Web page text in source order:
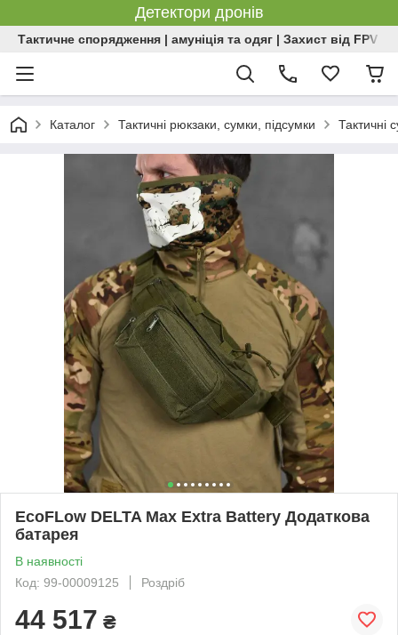
Детектори дронів
Тактичне спорядження | амуніція та одяг | Захист від FPV |
Каталог Тактичні рюкзаки, сумки, підсумки Тактичні
EcoFLow DELTA Max Extra Battery Додаткова
батарея
В наявності
Код: 99-00009125
Роздріб
44 517 ₴